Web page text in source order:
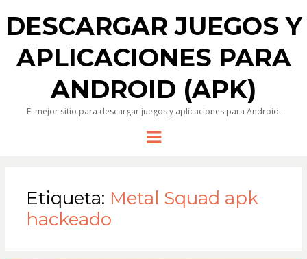
DESCARGAR JUEGOS Y
APLICACIONES PARA
ANDROID (APK)
El mejor sitio para descargar juegos y aplicaciones para Android.
Menu
Etiqueta: Metal Squad apk
hackeado